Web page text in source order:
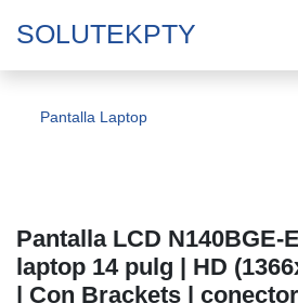
SOLUTEKPTY
Pantalla Laptop